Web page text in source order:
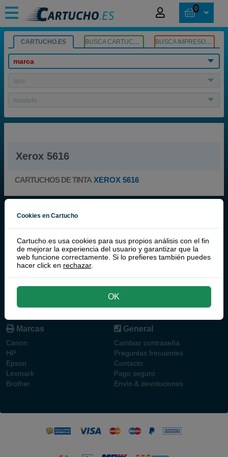
0
CARTUCHO.ES BUSCA CARTUCHOS BUSCA IMPRESORA
marca
tipo
modelo
Xerox 5616
CARTUCHOS DE TINTA XEROX 5616
Cartucho.ES
Cartucho.PT
Mapa web
Inicio
Sobre Cartucho.es
Atención al cliente
Productos
Toners
Articulos de oficina
Filamentos 3D
Impresoras
Marcas
Canon
HP
Epson
Lexmark
Brother
General
Cambiar contraseña
Preguntas frecuentes
Contacto
Pago seguro
Envío & devoluciones
Cookies en Cartucho
Cartucho.es usa cookies para sus propios análisis con el fin
de mejorar la experiencia del usuario y garantizar que la
web funcione correctamente. Si lo prefieres también puedes
hacer click en rechazar.
OK